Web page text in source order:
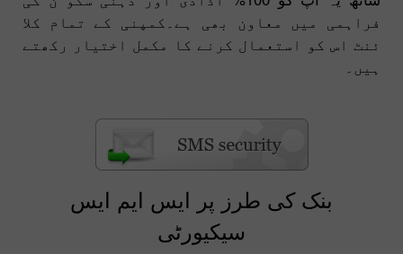
فراہمی میں معاون بھی ہے۔کمپنی کے تمام کلا
ئنٹ اس کو استعمال کرنے کا مکمل اختیار رکھتے
ہیں۔
بنک کی طرز پر ایس ایم ایس
سیکیورٹی